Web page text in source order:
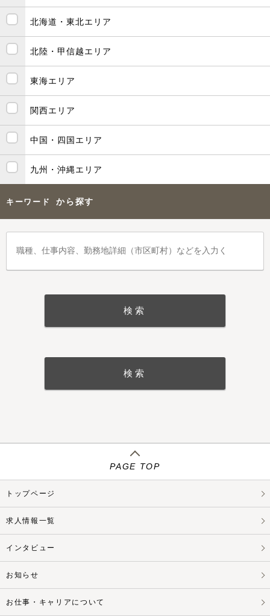
北海道・東北エリア
北陸・甲信越エリア
東海エリア
関西エリア
中国・四国エリア
九州・沖縄エリア
キーワード から探す
PAGE TOP
トップページ
求人情報一覧
インタビュー
お知らせ
お仕事・キャリアについて